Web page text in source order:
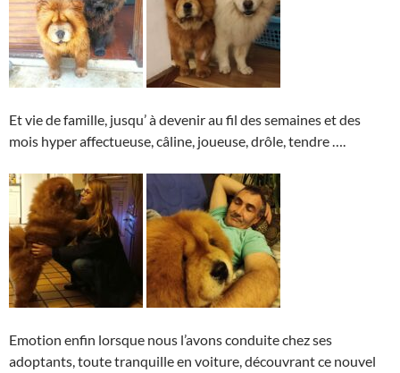
Et vie de famille, jusqu’ à devenir au fil des semaines et des
mois hyper affectueuse, câline, joueuse, drôle, tendre ….
Emotion enfin lorsque nous l’avons conduite chez ses
adoptants, toute tranquille en voiture, découvrant ce nouvel